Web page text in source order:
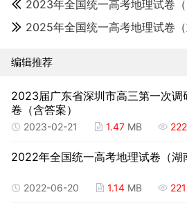
2023年全国统一高考地理试卷
2025年全国统一高考地理试卷
编辑推荐
2023届广东省深圳市高三第一次调
卷（含答案）
2023-02-21 1.47 MB
2022年全国统一高考地理试卷（湖
2022-06-20 1.14 MB